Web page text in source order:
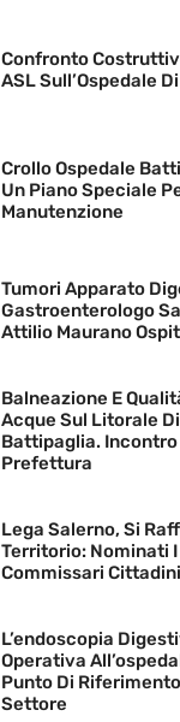
Confronto
ASL Sull’Ospedale
Crollo Ospedale
Un Piano Speciale
Manutenzione
Tumori Apparato
Gastroenterologo
Attilio Maurano
Balneazione E
Acque Sul Litorale Di
Battipaglia. Incontro
Prefettura
Lega Salerno, Si
Territorio: Nominati
Commissari Cittadini
L’endoscopia
Operativa
Punto Di
Settore